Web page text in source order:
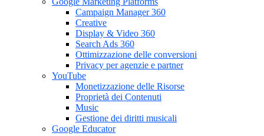
Campaign Manager 360
Creative
Display & Video 360
Search Ads 360
Ottimizzazione delle conversioni
Privacy per agenzie e partner
YouTube
Monetizzazione delle Risorse
Proprietà dei Contenuti
Music
Gestione dei diritti musicali
Google Educator